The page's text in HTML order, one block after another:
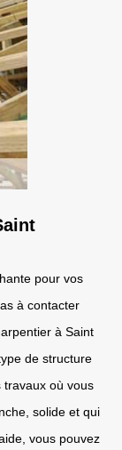
pour vos
à contacter
à Saint
de structure
travaux où vous
solide et qui
vous pouvez